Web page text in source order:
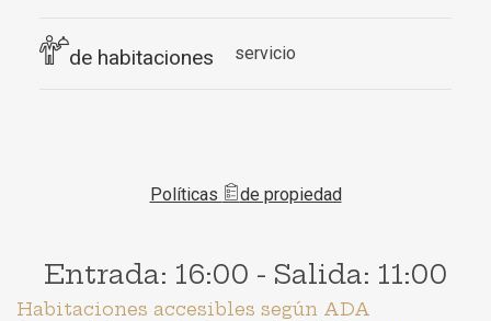
servicio
de habitaciones
Políticas de propiedad
Entrada: 16:00 - Salida: 11:00
Habitaciones accesibles según ADA